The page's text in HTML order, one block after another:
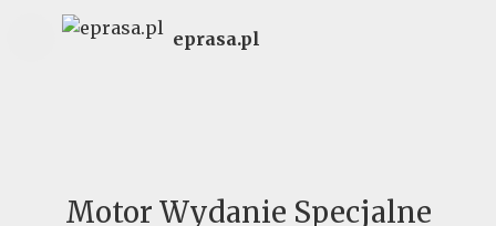
eprasa.pl
Motor Wydanie Specjalne